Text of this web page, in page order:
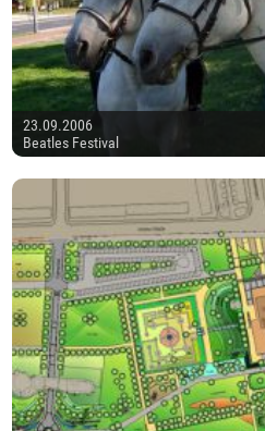
23.09.2006
Beatles Festival